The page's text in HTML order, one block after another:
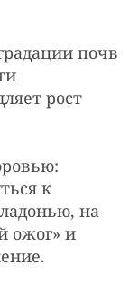
почв
рост
к
на
ожог» и